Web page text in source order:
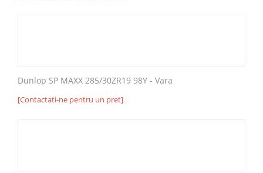
Dunlop SP MAXX 285/30ZR19 98Y - Vara
[Contactati-ne pentru un pret]